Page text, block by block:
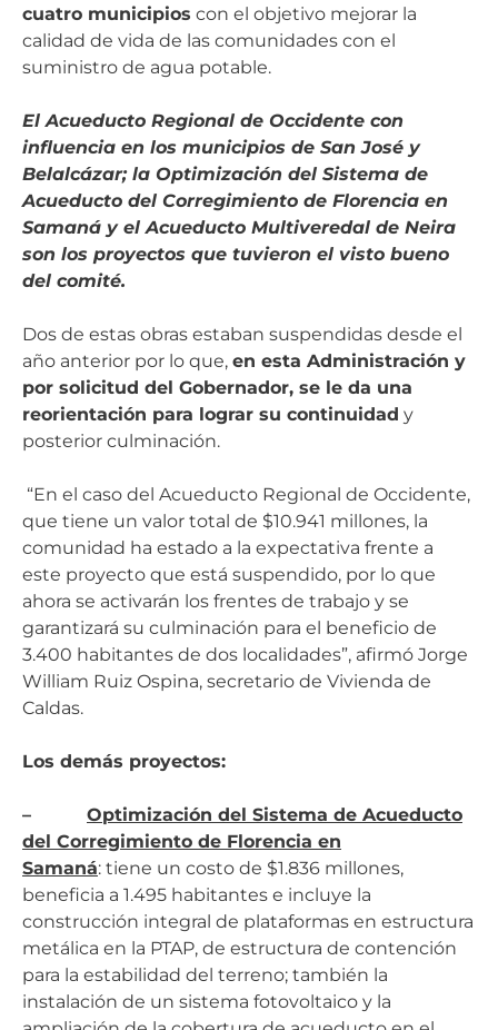
cuatro municipios con el objetivo mejorar la
calidad de vida de las comunidades con el
suministro de agua potable.
El Acueducto Regional de Occidente con
influencia en los municipios de San José y
Belalcázar; la Optimización del Sistema de
Acueducto del Corregimiento de Florencia en
Samaná y el Acueducto Multiveredal de Neira
son los proyectos que tuvieron el visto bueno
del comité.
Dos de estas obras estaban suspendidas desde el
año anterior por lo que, en esta Administración y
por solicitud del Gobernador, se le da una
reorientación para lograr su continuidad y
posterior culminación.
“En el caso del Acueducto Regional de Occidente,
que tiene un valor total de $10.941 millones, la
comunidad ha estado a la expectativa frente a
este proyecto que está suspendido, por lo que
ahora se activarán los frentes de trabajo y se
garantizará su culminación para el beneficio de
3.400 habitantes de dos localidades”, afirmó Jorge
William Ruiz Ospina, secretario de Vivienda de
Caldas.
Los demás proyectos:
–
Optimización del Sistema de Acueducto
del Corregimiento de Florencia en
Samaná: tiene un costo de $1.836 millones,
beneficia a 1.495 habitantes e incluye la
construcción integral de plataformas en estructura
metálica en la PTAP, de estructura de contención
para la estabilidad del terreno; también la
instalación de un sistema fotovoltaico y la